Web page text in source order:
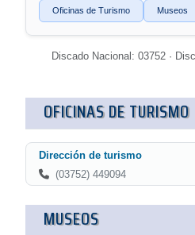
Oficinas de Turismo Museos
Discado Nacional: 03752 ·
OFICINAS DE TURISMO
Dirección de turismo
(03752) 449094
MUSEOS